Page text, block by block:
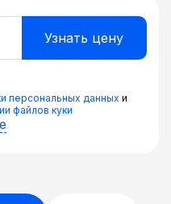
персональных данных и
файлов куки